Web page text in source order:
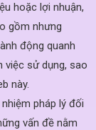
hoặc lợi nhuận,
gồm nhưng
động quanh
việc sử dụng, sao
này.
pháp lý đối
vấn đề nằm